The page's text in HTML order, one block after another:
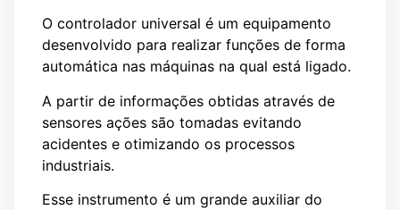
O controlador universal é um equipamento
desenvolvido para realizar funções de forma
automática nas máquinas na qual está ligado.
A partir de informações obtidas através de
sensores ações são tomadas evitando
acidentes e otimizando os processos
industriais.
Esse instrumento é um grande auxiliar do